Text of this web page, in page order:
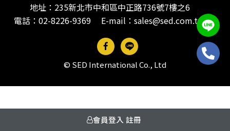
會員登入 註冊
地址：235新北市中和區中正路736號7樓之6
電話： 02-8226-9369 E-mail：sales@sed.com.tw
© SED International Co., Ltd